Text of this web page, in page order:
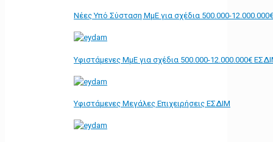
Νέες Υπό Σύσταση ΜμΕ για σχέδια 500.000-
Υφιστάμενες ΜμΕ για σχέδια 500.000-12.000.000€
Υφιστάμενες Μεγάλες Επιχειρήσεις ΕΣΔΙΜ